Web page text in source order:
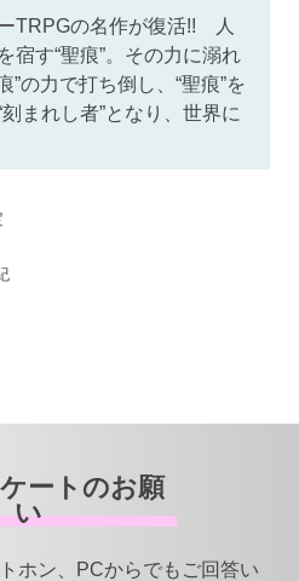
TRPGの名作が復活!! 人
宿す“聖痕”。その力に溺れ
”の力で打ち倒し、“聖痕”を
まれし者”となり、世界に
ートのお願
い
ホン、PCからでもご回答い